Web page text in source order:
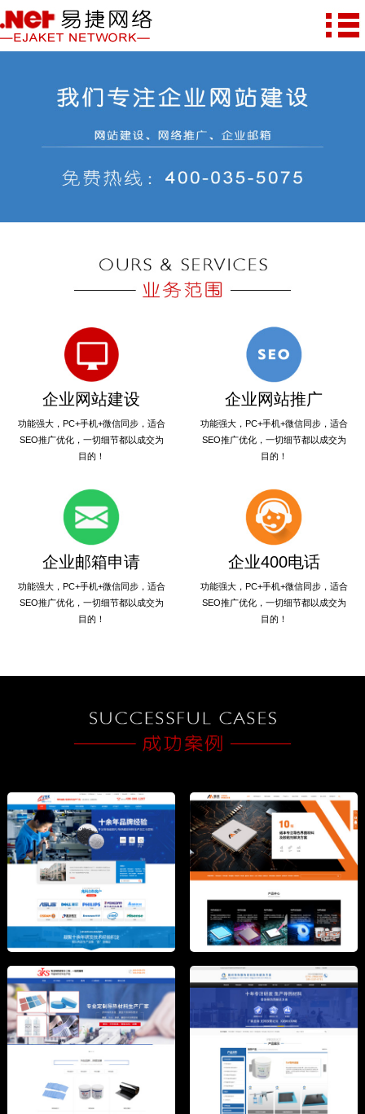
企业网站建设
功能强大，PC+手机+微信同步，适合
SEO推广优化，一切细节都以成交为
目的！
企业网站推广
功能强大，PC+手机+微信同步，适合
SEO推广优化，一切细节都以成交为
目的！
企业邮箱申请
功能强大，PC+手机+微信同步，适合
SEO推广优化，一切细节都以成交为
目的！
企业400电话
功能强大，PC+手机+微信同步，适合
SEO推广优化，一切细节都以成交为
目的！